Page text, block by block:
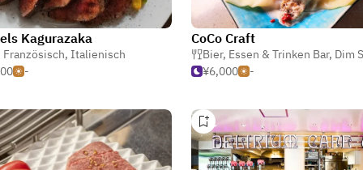
Kagurazaka
Französisch, Italienisch
-
CoCo Craft
Bier, Essen & Trinken Bar, Dim
¥6,000
-